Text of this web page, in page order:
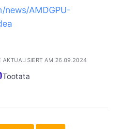
news/AMDGPU-
AKTUALISIERT AM 26.09.2024
Tootata